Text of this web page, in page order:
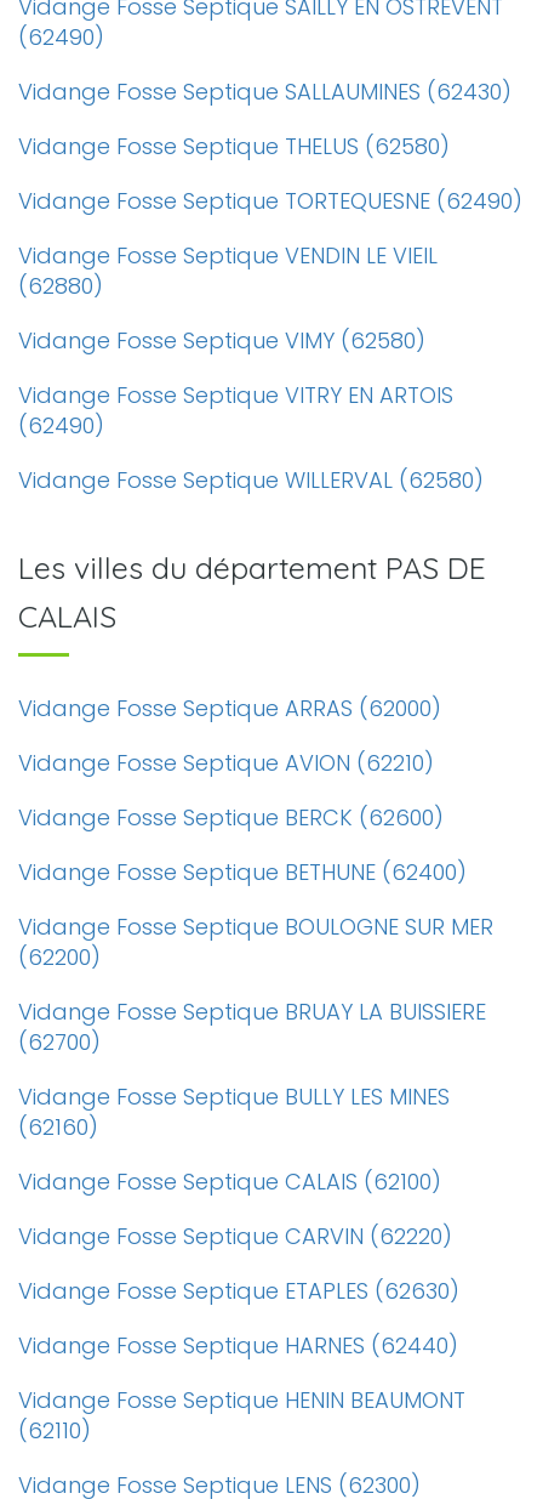
Vidange Fosse Septique SAILLY EN OSTREVENT
(62490)
Vidange Fosse Septique SALLAUMINES (62430)
Vidange Fosse Septique THELUS (62580)
Vidange Fosse Septique TORTEQUESNE (62490)
Vidange Fosse Septique VENDIN LE VIEIL
(62880)
Vidange Fosse Septique VIMY (62580)
Vidange Fosse Septique VITRY EN ARTOIS
(62490)
Vidange Fosse Septique WILLERVAL (62580)
Les villes du département PAS DE
CALAIS
Vidange Fosse Septique ARRAS (62000)
Vidange Fosse Septique AVION (62210)
Vidange Fosse Septique BERCK (62600)
Vidange Fosse Septique BETHUNE (62400)
Vidange Fosse Septique BOULOGNE SUR MER
(62200)
Vidange Fosse Septique BRUAY LA BUISSIERE
(62700)
Vidange Fosse Septique BULLY LES MINES
(62160)
Vidange Fosse Septique CALAIS (62100)
Vidange Fosse Septique CARVIN (62220)
Vidange Fosse Septique ETAPLES (62630)
Vidange Fosse Septique HARNES (62440)
Vidange Fosse Septique HENIN BEAUMONT
(62110)
Vidange Fosse Septique LENS (62300)